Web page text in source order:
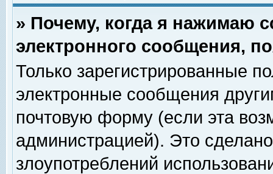
» Почему, когда я нажимаю
электронного сообщения,
Только зарегистрированные
электронные сообщения
почтовую форму (если эта
администрацией). Это
злоупотреблений